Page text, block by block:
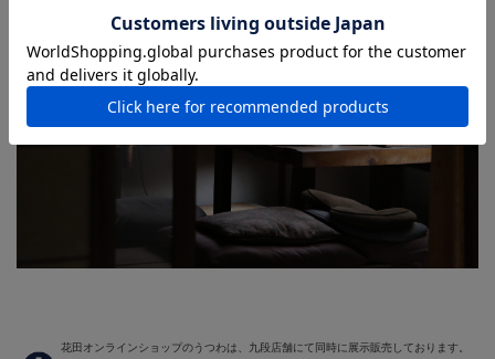
花田オンラインショップのうつわは、九段店舗にて同時に展示販売しております。